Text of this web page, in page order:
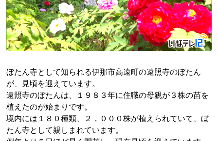
ぼたん寺として知られる伊那市高遠町の遠照寺のぼたん
が、見頃を迎えています。
遠照寺のぼたんは、１９８３年に住職の母親が３株の苗を
植えたのが始まりです。
境内には１８０種類、２，０００株が植えられていて、ぼ
たん寺として親しまれています。